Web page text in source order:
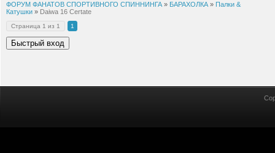
ФОРУМ ФАНАТОВ СПОРТИВНОГО СПИННИНГА » БАРАХОЛКА » Палки &
Катушки » Daiwa 16 Certate
Страница 1 из 1 1